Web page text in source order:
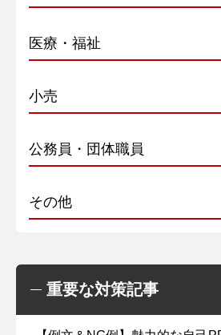
医療・福祉
小売
公務員・団体職員
その他
重要な対策記事